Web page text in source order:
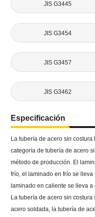
JIS G3445
JIS G3454
JIS G3457
JIS G3462
Especificación
La tubería de acero sin
categoría de tubería de acero
método de producción. El
frío, el laminado en frío se lleva
laminado en caliente se lleva
La tubería de acero sin
acero soldada, la tubería de